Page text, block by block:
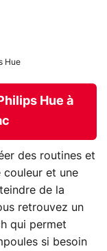
Hue
Hue à
des routines et
couleur et une
de la
retrouvez un
qui permet
si besoin